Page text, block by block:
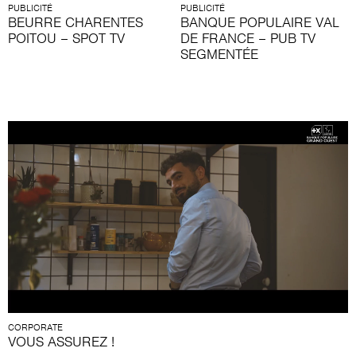
PUBLICITÉ
BEURRE CHARENTES
POITOU – SPOT TV
PUBLICITÉ
BANQUE POPULAIRE VAL
DE FRANCE – PUB TV
SEGMENTÉE
CORPORATE
VOUS ASSUREZ !